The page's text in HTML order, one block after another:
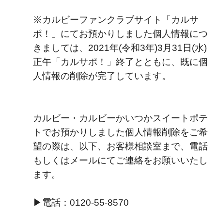
※カルビーファンクラブサイト「カルサ
ポ！」にてお預かりしました個人情報につ
きましては、2021年(令和3年)3月31日(水)
正午「カルサポ！」終了とともに、既に個
人情報の削除が完了しています。
カルビー・カルビーかいつかスイートポテ
トでお預かりしました個人情報削除をご希
望の際は、以下、お客様相談室まで、電話
もしくはメールにてご連絡をお願いいたし
ます。
▶電話：0120-55-8570